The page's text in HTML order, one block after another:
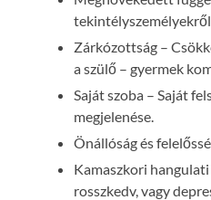
Zárkózottság –
a szülő – gyermek
Saját szoba – Saját
megjelenése.
Önállóság és
Kamaszkori
rosszkedv, vagy